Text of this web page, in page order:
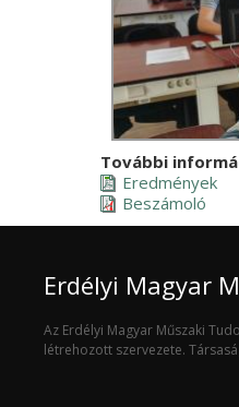
További
Eredmények
Beszámoló
Erdélyi Magyar
Az Erdélyi Magyar Műszaki
létrehozott szervezete.